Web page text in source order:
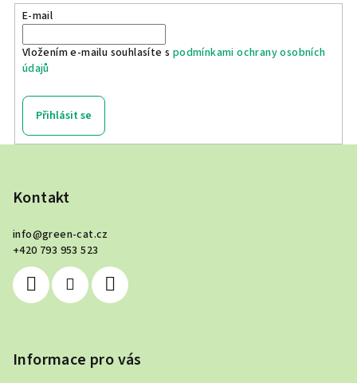
E-mail
Vložením e-mailu souhlasíte s podmínkami ochrany osobních
údajů
Přihlásit se
Kontakt
info@green-cat.cz
+420 793 953 523
Informace pro vás